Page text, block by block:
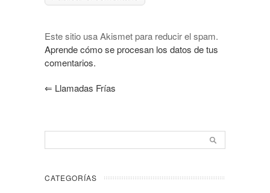
Este sitio usa Akismet para reducir el spam.
Aprende cómo se procesan los datos de tus
comentarios.
⇐ Llamadas Frías
CATEGORÍAS